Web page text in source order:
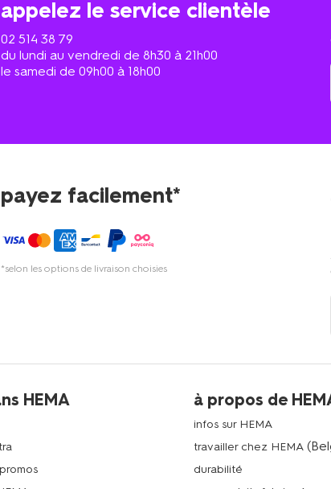
appelez le service clientèle
02 514 38 79
du lundi au vendredi de 8h30 à 21h00
le samedi de 09h00 à 18h00
payez facilement*
*selon les options de livraison choisies
HEMA à propos de
infos sur HEMA
travailler chez HEMA
durabilité